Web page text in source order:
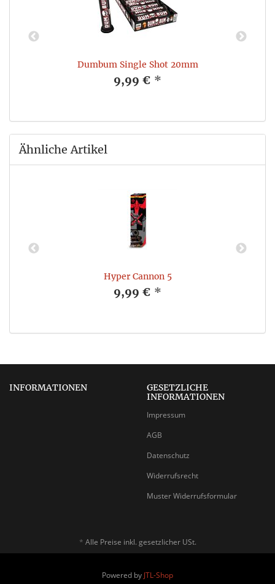
Dumbum Single Shot 20mm
9,99 € *
Ähnliche Artikel
Hyper Cannon 5
9,99 € *
INFORMATIONEN
GESETZLICHE
INFORMATIONEN
Impressum
AGB
Datenschutz
Widerrufsrecht
Muster Widerrufsformular
* Alle Preise inkl. gesetzlicher USt.
Powered by JTL-Shop